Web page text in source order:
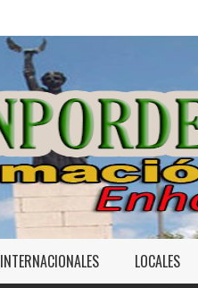
INTERNACIONALES LOCALES